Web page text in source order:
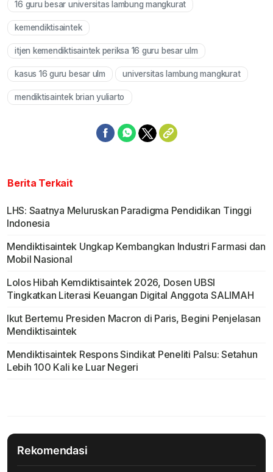
16 guru besar universitas lambung mangkurat
kemendiktisaintek
itjen kemendiktisaintek periksa 16 guru besar ulm
kasus 16 guru besar ulm universitas lambung mangkurat
mendiktisaintek brian yuliarto
Berita Terkait
LHS: Saatnya Meluruskan Paradigma Pendidikan Tinggi
Indonesia
Mendiktisaintek Ungkap Kembangkan Industri Farmasi dan
Mobil Nasional
Lolos Hibah Kemdiktisaintek 2026, Dosen UBSI
Tingkatkan Literasi Keuangan Digital Anggota SALIMAH
Ikut Bertemu Presiden Macron di Paris, Begini Penjelasan
Mendiktisaintek
Mendiktisaintek Respons Sindikat Peneliti Palsu: Setahun
Lebih 100 Kali ke Luar Negeri
Rekomendasi